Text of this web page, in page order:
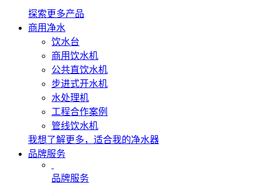
探索更多产品
商用净水
饮水台
商用饮水机
公共直饮水机
步进式开水机
水处理机
工程合作案例
管线饮水机
我想了解更多，适合我的净水器
品牌服务
品牌服务